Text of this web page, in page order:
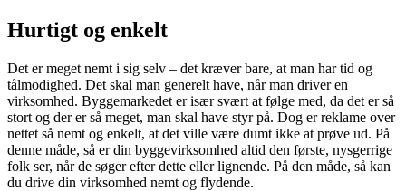
Hurtigt og enkelt
Det er meget nemt i sig selv – det kræver bare, at man har tid og
tålmodighed. Det skal man generelt have, når man driver en
virksomhed. Byggemarkedet er især svært at følge med, da det er så
stort og der er så meget, man skal have styr på. Dog er reklame over
nettet så nemt og enkelt, at det ville være dumt ikke at prøve ud. På
denne måde, så er din byggevirksomhed altid den første, nysgerrige
folk ser, når de søger efter dette eller lignende. På den måde, så kan
du drive din virksomhed nemt og flydende.